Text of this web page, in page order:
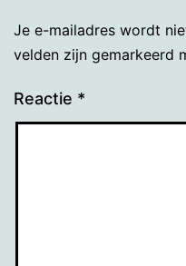
Je e-mailadres wordt
velden zijn gemarkeerd
Reactie *